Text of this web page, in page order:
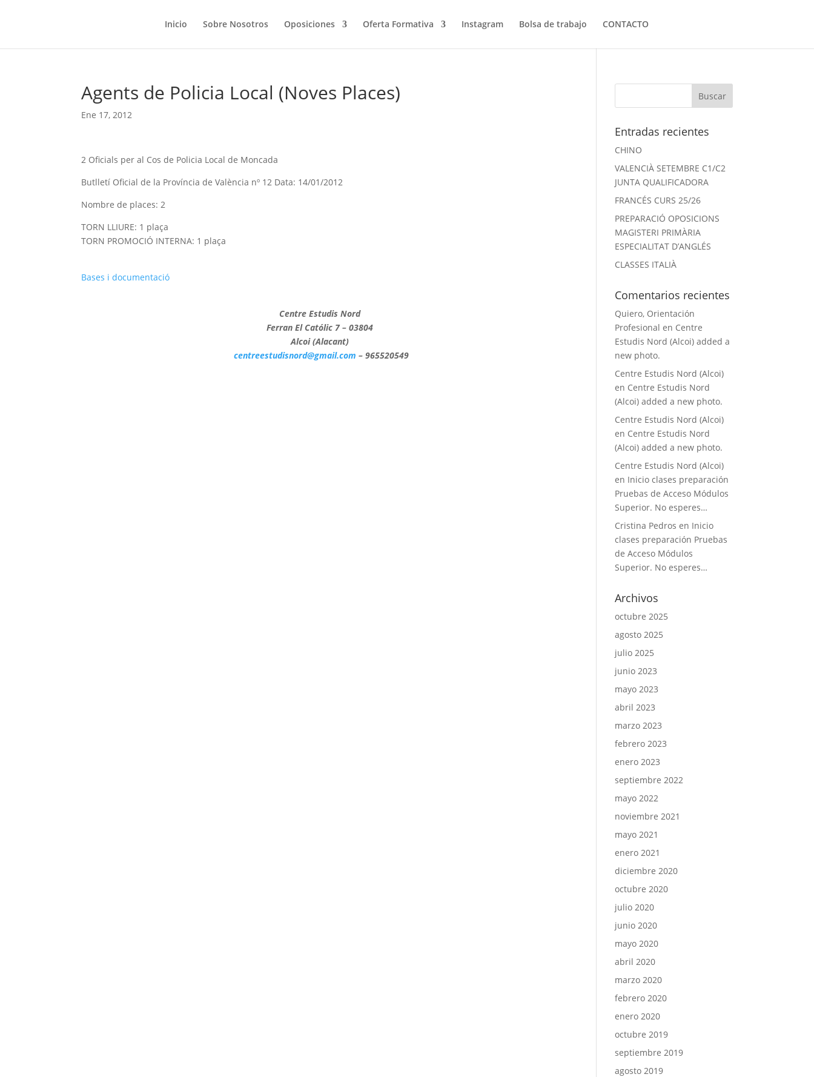
Inicio Sobre Nosotros Oposiciones Oferta Formativa Instagram Bolsa de trabajo CONTACTO
Agents de Policia Local (Noves Places)
Ene 17, 2012
2 Oficials per al Cos de Policia Local de Moncada
Butlletí Oficial de la Província de València nº 12 Data: 14/01/2012
Nombre de places: 2
TORN LLIURE: 1 plaça
TORN PROMOCIÓ INTERNA: 1 plaça
Bases i documentació
Centre Estudis Nord
Ferran El Católic 7 – 03804
Alcoi (Alacant)
centreestudisnord@gmail.com – 965520549
Entradas recientes
CHINO
VALENCIÀ SETEMBRE C1/C2
JUNTA QUALIFICADORA
FRANCÉS CURS 25/26
PREPARACIÓ OPOSICIONS
MAGISTERI PRIMÀRIA
ESPECIALITAT D’ANGLÉS
CLASSES ITALIÀ
Comentarios recientes
Quiero, Orientación
Profesional en Centre
Estudis Nord (Alcoi) added a
new photo.
Centre Estudis Nord (Alcoi)
en Centre Estudis Nord
(Alcoi) added a new photo.
Centre Estudis Nord (Alcoi)
en Centre Estudis Nord
(Alcoi) added a new photo.
Centre Estudis Nord (Alcoi)
en Inicio clases preparación
Pruebas de Acceso Módulos
Superior. No esperes…
Cristina Pedros en Inicio
clases preparación Pruebas
de Acceso Módulos
Superior. No esperes…
Archivos
octubre 2025
agosto 2025
julio 2025
junio 2023
mayo 2023
abril 2023
marzo 2023
febrero 2023
enero 2023
septiembre 2022
mayo 2022
noviembre 2021
mayo 2021
enero 2021
diciembre 2020
octubre 2020
julio 2020
junio 2020
mayo 2020
abril 2020
marzo 2020
febrero 2020
enero 2020
octubre 2019
septiembre 2019
agosto 2019